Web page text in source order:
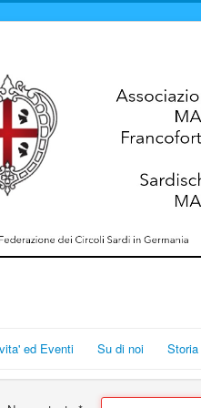
ed Eventi Su di noi